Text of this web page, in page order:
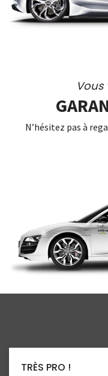
N’hésitez pas à
LA CONFIANCE